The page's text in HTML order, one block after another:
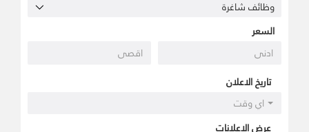
السعر
تاريخ الاعلان
اي وقت
عرض الاعلانات